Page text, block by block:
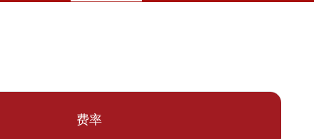
费率